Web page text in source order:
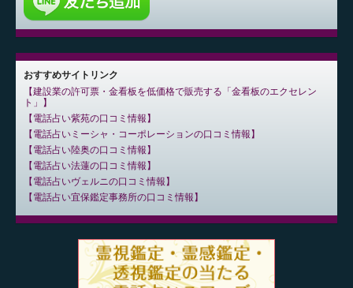
おすすめサイトリンク
建設業の許可票・金看板を低価格で販売する「金看板のエクセレン
ト」
電話占い紫苑の口コミ情報
電話占いミーシャ・コーポレーションの口コミ情報
電話占い陸奥の口コミ情報
電話占い法蓮の口コミ情報
電話占いヴェルニの口コミ情報
電話占い宜保鑑定事務所の口コミ情報